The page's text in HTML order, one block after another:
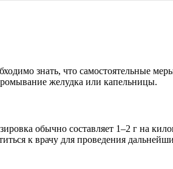
знать, что самостоятельные
желудка или капельницы.
обычно составляет 1–2 г на
к врачу для проведения